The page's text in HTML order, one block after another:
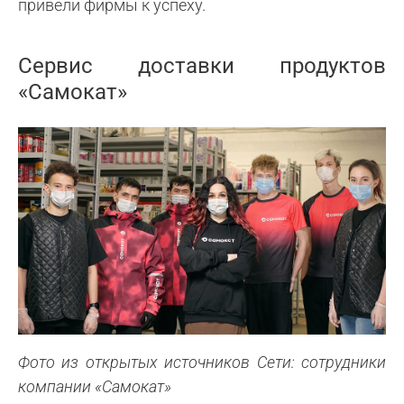
привели фирмы к успеху.
Сервис доставки продуктов
«Самокат»
Фото из открытых источников Сети: сотрудники
компании «Самокат»